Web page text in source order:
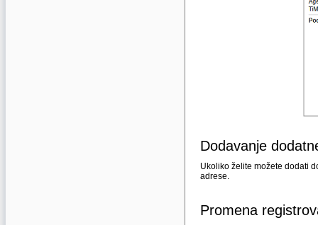
Dodavanje
Ukoliko želite možete dodati
adrese.
Promena